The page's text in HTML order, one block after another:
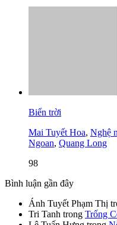
Biển trời
Mai Tuyết Hoa, Nghệ
Ngoan, Quang Long
98
Bình luận gần đây
Ánh Tuyết Phạm Thị
Tri Tanh trong Trống